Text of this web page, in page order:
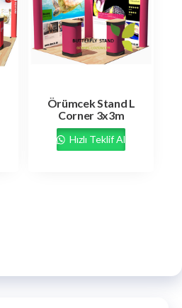
Örümcek Stand L
Corner 3x3m
Hızlı Teklif Al